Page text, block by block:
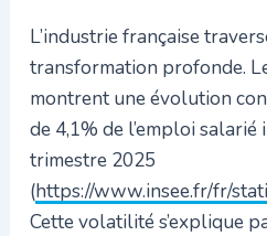
L’industrie française
transformation profonde.
montrent une évolution
de 4,1% de l’emploi
trimestre 2025
(https://www.insee.fr/fr/
Cette volatilité s’explique